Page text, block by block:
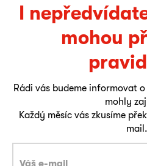
I
mohou
Rádi vás budeme informovat
mohly
Každý měsíc vás zkusíme
mail.